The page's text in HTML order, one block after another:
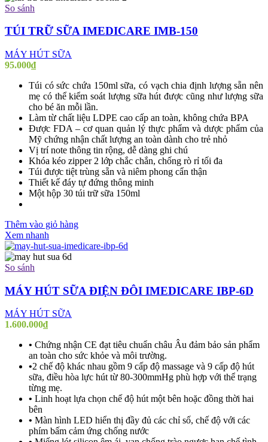
So sánh
TÚI TRỮ SỮA IMEDICARE IMB-150
MÁY HÚT SỮA
95.000₫
Túi có sức chứa 150ml sữa, có vạch chia định lượng sẵn nên
mẹ có thể kiểm soát lượng sữa hút được cũng như lượng sữa
cho bé ăn mỗi lần.
Làm từ chất liệu LDPE cao cấp an toàn, không chứa BPA
Được FDA – cơ quan quản lý thực phẩm và dược phẩm của
Mỹ chứng nhận chất lượng an toàn dành cho trẻ nhỏ
Vị trí note thông tin rộng, dễ dàng ghi chú
Khóa kéo zipper 2 lớp chắc chắn, chống rò rỉ tối đa
Túi được tiệt trùng sẵn và niêm phong cẩn thận
Thiết kế đáy tự đứng thông minh
Một hộp 30 túi trữ sữa 150ml
Thêm vào giỏ hàng
Xem nhanh
So sánh
MÁY HÚT SỮA ĐIỆN ĐÔI IMEDICARE IBP-6D
MÁY HÚT SỮA
1.600.000₫
• Chứng nhận CE đạt tiêu chuẩn châu Âu đảm bảo sản phẩm
an toàn cho sức khỏe và môi trường.
•2 chế độ khác nhau gồm 9 cấp độ massage và 9 cấp độ hút
sữa, điều hòa lực hút từ 80-300mmHg phù hợp với thể trạng
từng mẹ.
• Linh hoạt lựa chọn chế độ hút một bên hoặc đồng thời hai
bên
• Màn hình LED hiển thị đầy đủ các chỉ số, chế độ với các
phím bấm cảm ứng chống nước